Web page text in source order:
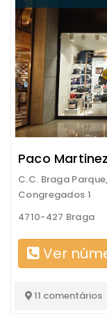
Paco
C.C. Braga
Congregados 1
4710-427 Braga
Ver
11 comentários